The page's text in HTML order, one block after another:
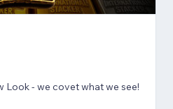
Look - we covet what we see!